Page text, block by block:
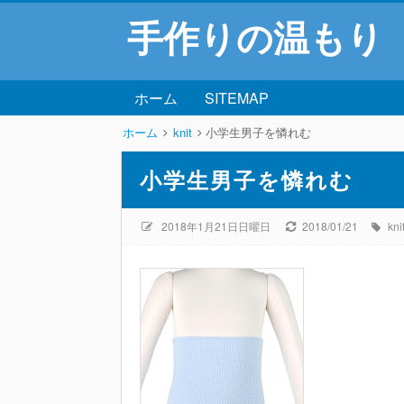
手作りの温もり
ホーム SITEMAP
ホーム knit 小学生男子を憐れむ
小学生男子を憐れむ
2018年1月21日日曜日 2018/01/21